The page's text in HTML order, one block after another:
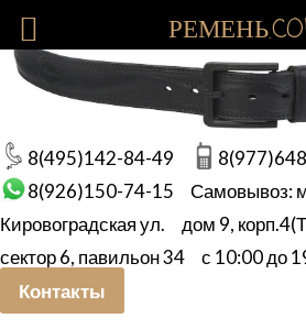
8(495)142-84-49
8(926)150-74-15
Самовывоз:
Кировоградская ул.
дом 9,
сектор 6, павильон 34
с 10:00 до
Контакты